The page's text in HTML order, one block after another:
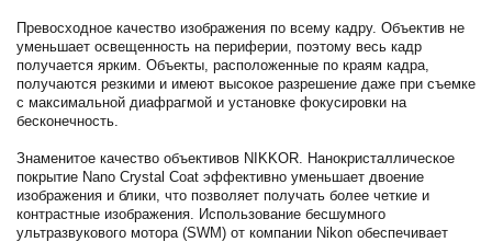
Превосходное качество изображения по всему кадру. Объектив не
уменьшает освещенность на периферии, поэтому весь кадр
получается ярким. Объекты, расположенные по краям кадра,
получаются резкими и имеют высокое разрешение даже при съемке
с максимальной диафрагмой и установке фокусировки на
бесконечность.
Знаменитое качество объективов NIKKOR. Нанокристаллическое
покрытие Nano Crystal Coat эффективно уменьшает двоение
изображения и блики, что позволяет получать более четкие и
контрастные изображения. Использование бесшумного
ультразвукового мотора (SWM) от компании Nikon обеспечивает